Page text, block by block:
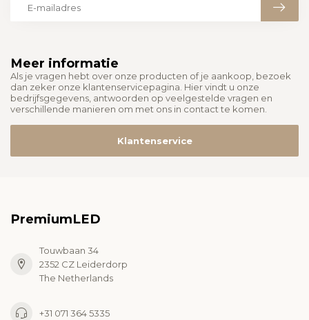
Meer informatie
Als je vragen hebt over onze producten of je aankoop, bezoek
dan zeker onze klantenservicepagina. Hier vindt u onze
bedrijfsgegevens, antwoorden op veelgestelde vragen en
verschillende manieren om met ons in contact te komen.
Klantenservice
PremiumLED
Touwbaan 34
2352 CZ Leiderdorp
The Netherlands
+31 071 364 5335